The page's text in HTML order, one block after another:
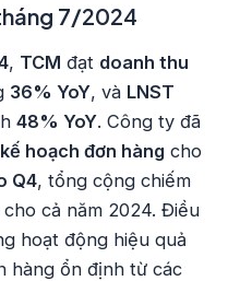
7/2024
, TCM đạt doanh thu
36% YoY, và LNST
48% YoY. Công ty đã
hoạch đơn hàng cho
Q4, tổng cộng chiếm
cho cả năm 2024. Điều
hoạt động hiệu quả
hàng ổn định từ các